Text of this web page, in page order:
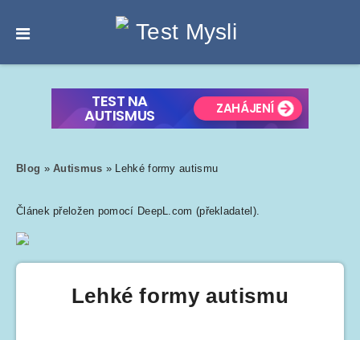
Blog »Autismus » Lehké formy autismu
Článek přeložen pomocí DeepL.com (překladatel).
Lehké formy autismu